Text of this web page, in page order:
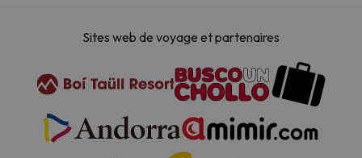
Sites web de voyage et partenaires